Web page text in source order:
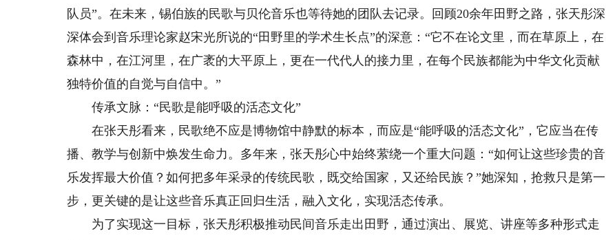
队员”。在未来，锡伯族的民歌与贝伦音乐也等待她的团队去记录。回顾20余年田野之路，张天彤深
深体会到音乐理论家赵宋光所说的“田野里的学术生长点”的深意：“它不在论文里，而在草原上，在
森林中，在江河里，在广袤的大平原上，更在一代代人的接力里，在每个民族都能为中华文化贡献
独特价值的自觉与自信中。”
传承文脉：“民歌是能呼吸的活态文化”
在张天彤看来，民歌绝不应是博物馆中静默的标本，而应是“能呼吸的活态文化”，它应当在传
播、教学与创新中焕发生命力。多年来，张天彤心中始终萦绕一个重大问题：“如何让这些珍贵的音
乐发挥最大价值？如何把多年采录的传统民歌，既交给国家，又还给民族？”她深知，抢救只是第一
步，更关键的是让这些音乐真正回归生活，融入文化，实现活态传承。
为了实现这一目标，张天彤积极推动民间音乐走出田野，通过演出、展览、讲座等多种形式走